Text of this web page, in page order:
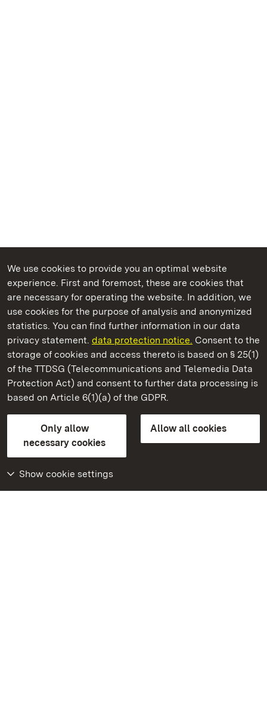
We use cookies to provide you an optimal website
experience. First and foremost, these are cookies that
are necessary for operating the website. In addition, we
use cookies for the purpose of analysis and anonymized
statistics. You can find further information in our data
privacy statement. data protection notice. Consent to the
storage of cookies and access thereto is based on § 25(1)
of the TTDSG (Telecommunications and Telemedia Data
Protection Act) and consent to further data processing is
based on Article 6(1)(a) of the GDPR.
Only allow
necessary cookies
Allow all cookies
Show cookie settings
State Palaces and Gardens of Baden-Wuerttemberg
Staatliche Schlösser und Gärten Baden‑Württemberg
State Palaces and Gardens of Baden-Wuerttemberg
Contact usFAQMasthead
Declaration on barrier-free access
BITV-konform (geprüfte Seiten)